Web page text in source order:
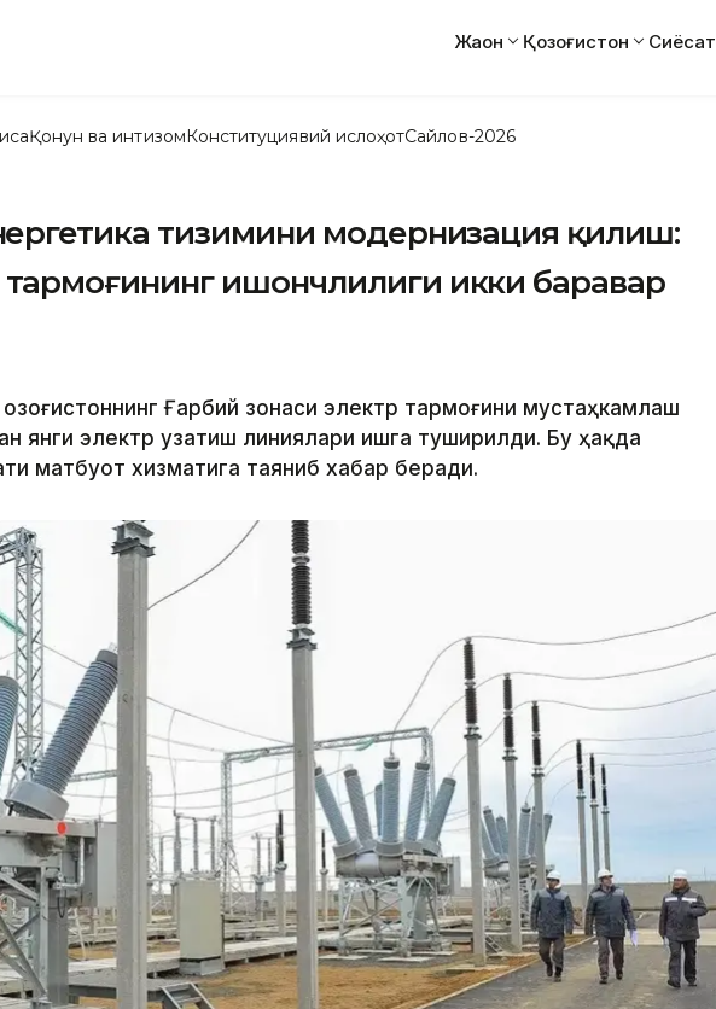
Жаҳон Қозоғистон Сиёсат
Қонун ва интизомКонституциявий ислоҳотСайлов-2026
тизимини модернизация қилиш:
ишончлилиги икки баравар
Ғарбий зонаси электр тармоғини мустаҳкамлаш
янги электр узатиш линиялари ишга туширилди. Бу ҳақда
матбуот хизматига таяниб хабар беради.